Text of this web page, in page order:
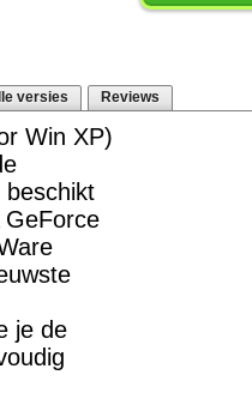
versies Reviews
Win XP)
beschikt
je de